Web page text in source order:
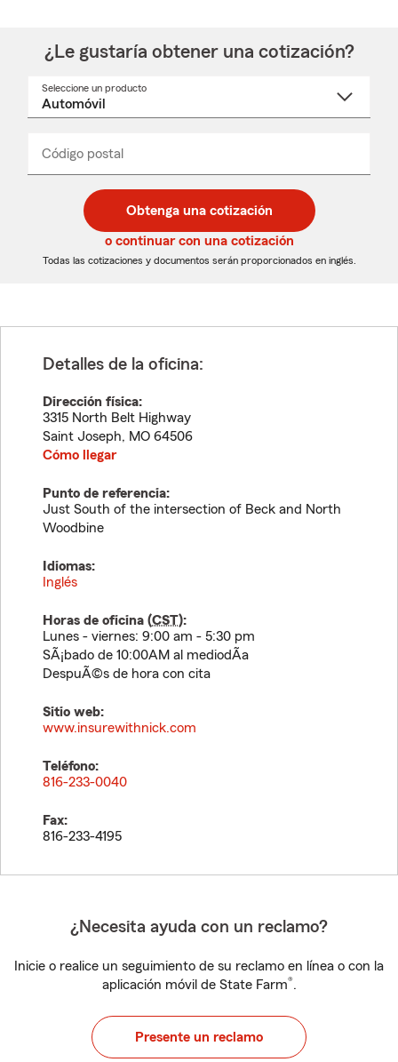
¿Le gustaría obtener una cotización?
Seleccione un producto
desplegable
Código postal
de
5
dígitos
de
5
dígitos
_____
Obtenga una cotización
o continuar con una cotización
Todas las cotizaciones y documentos serán proporcionados en inglés.
Detalles de la oficina:
Dirección física:
3315 North Belt Highway
Saint Joseph, MO 64506
Cómo llegar
Punto de referencia:
Just South of the intersection of Beck and North
Woodbine
Idiomas:
Inglés
Horas de oficina (CST):
Lunes - viernes: 9:00 am - 5:30 pm
SÃ¡bado de 10:00AM al mediodÃ­a
DespuÃ©s de hora con cita
Sitio web:
www.insurewithnick.com
Teléfono:
816-233-0040
Fax:
816-233-4195
¿Necesita ayuda con un reclamo?
Inicie o realice un seguimiento de su reclamo en línea o con la
aplicación móvil de State Farm®.
Presente un reclamo